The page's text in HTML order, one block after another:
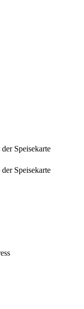
der Speisekarte
der Speisekarte